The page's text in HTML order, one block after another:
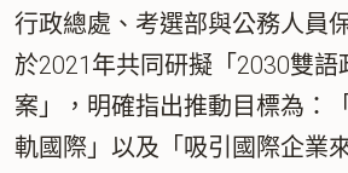
行政總處、考選部與公務人員
於2021年共同研擬「2030雙語
案」，明確指出推動目標為：
軌國際」以及「吸引國際企業